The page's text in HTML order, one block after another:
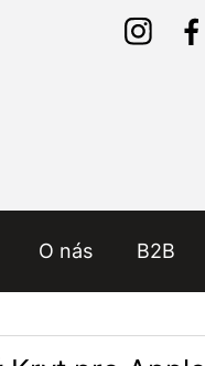
O nás B2B